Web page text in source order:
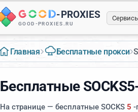
-PROXIES
GOOD-PROXIES.RU
Главная› Бесплатные прокси›
Бесплатные
На странице — бесплатные SOCKS 5 -